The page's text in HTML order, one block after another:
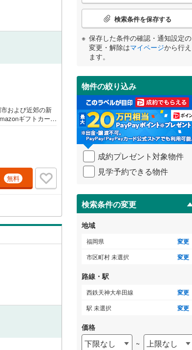
および近郊の新
ギフトカード
ださい。さらに
間01～40年:金利
す。他金融機関
様に、将来のラ
間の現地案内
いと言われた
入れがある方も
ます。まずはお
無料
検
条
件
受
け
取
る
・
条
件
を
イ
ペ
ジ
に
保
存
す
る
検索条件を保存する
保存した条件の確認・通知設定の
変更・解除はマイページから行え
ます。
物件の絞り込み
成約プレゼント対象物件
見学予約できる物件
検索条件の変更
地域
福岡県 変更
市区町村 未選択 変更
路線・駅
西鉄天神大牟田線 変更
駅 未選択 変更
価格
下限なし ~
上限なし
朝倉市(0)
那珂川市(0)
糟屋郡志免町(0)
)
遠賀郡水巻町(0)
鞍手郡小竹町(0 )
) 朝倉郡筑前町(0)
三潴郡大木町(0)
田川郡添田町(0)
) 田川郡大任町 ( 0)
京都郡苅田町(0)
) 築上郡上毛町(0)
制震構造 （0）
低層マンション（4階建て以
下）（ 0 ）
小学校まで1km以内（4）
ゲストルーム（1）
（10）
7）